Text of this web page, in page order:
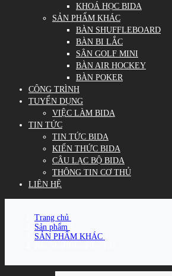
KHOÁ HỌC BIDA
SẢN PHẨM KHÁC
BÀN SHUFFLEBOARD
BÀN BI LẮC
SÂN GOLF MINI
BÀN AIR HOCKEY
BÀN POKER
CÔNG TRÌNH
TUYỂN DỤNG
VIỆC LÀM BIDA
TIN TỨC
TIN TỨC BIDA
KIẾN THỨC BIDA
CÂU LẠC BỘ BIDA
THÔNG TIN CƠ THỦ
LIÊN HỆ
Trang chủ
Sản phẩm
SẢN PHẨM KHÁC